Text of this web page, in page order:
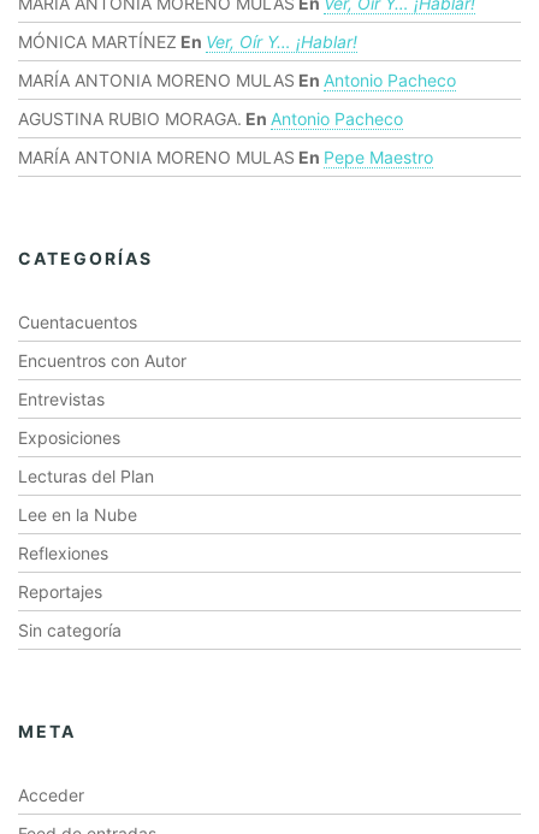
MÓNICA MARTÍNEZ En Ver, Oír Y… ¡hablar!
MARÍA ANTONIA MORENO MULAS En Antonio Pacheco
AGUSTINA RUBIO MORAGA. En Antonio Pacheco
MARÍA ANTONIA MORENO MULAS En Pepe Maestro
CATEGORÍAS
Cuentacuentos
Encuentros con Autor
Entrevistas
Exposiciones
Lecturas del Plan
Lee en la Nube
Reflexiones
Reportajes
Sin categoría
META
Acceder